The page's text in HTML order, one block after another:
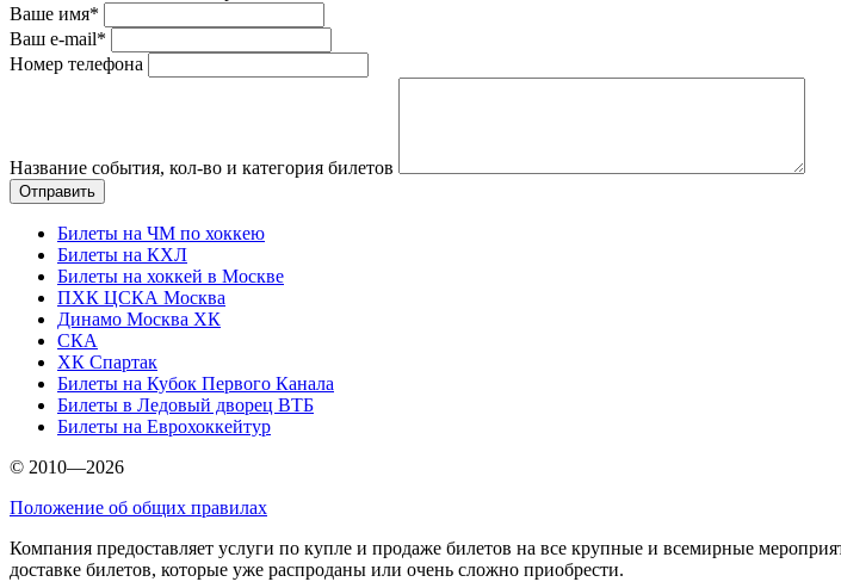
Ваше имя*
Ваш e-mail*
Номер телефона
Название события, кол-во и категория билетов
Билеты на ЧМ по хоккею
Билеты на КХЛ
Билеты на хоккей в Москве
ПХК ЦСКА Москва
Динамо Москва ХК
СКА
ХК Спартак
Билеты на Кубок Первого Канала
Билеты в Ледовый дворец ВТБ
Билеты на Еврохоккейтур
© 2010—2026
Положение об общих правилах
Компания предоставляет услуги по купле и продаже билетов на все крупные и всемирные
доставке билетов, которые уже распроданы или очень сложно приобрести.